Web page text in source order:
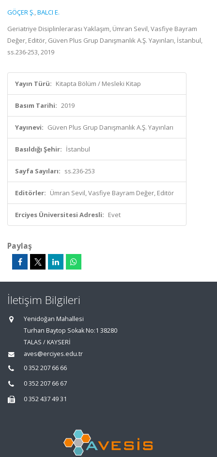
GÖÇER Ş.,BALCI E.
Geriatriye Disiplinlerarası Yaklaşım, Ümran Sevil, Vasfiye Bayram
Değer, Editör, Güven Plus Grup Danışmanlık A.Ş. Yayınları, İstanbul,
ss.236-253, 2019
Yayın Türü: Kitapta Bölüm / Mesleki Kitap
Basım Tarihi: 2019
Yayınevi: Güven Plus Grup Danışmanlık A.Ş. Yayınları
Basıldığı Şehir: İstanbul
Sayfa Sayıları: ss.236-253
Editörler: Ümran Sevil, Vasfiye Bayram Değer, Editör
Erciyes Üniversitesi Adresli: Evet
Paylaş
İletişim Bilgileri
Yenidoğan Mahallesi
Turhan Baytop Sokak No:1 38280
TALAS / KAYSERİ
aves@erciyes.edu.tr
0 352 207 66 66
0 352 207 66 67
0 352 437 49 31